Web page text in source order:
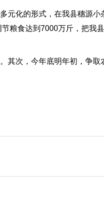
元化的形式，在我县穗源小
粮食达到7000万斤，把我
其次，今年底明年初，争取